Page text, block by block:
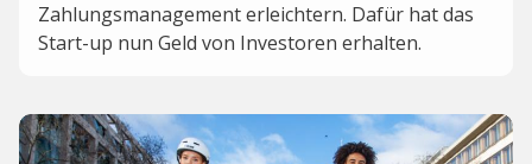
Zahlungsmanagement erleichtern. Dafür hat das
Start-up nun Geld von Investoren erhalten.